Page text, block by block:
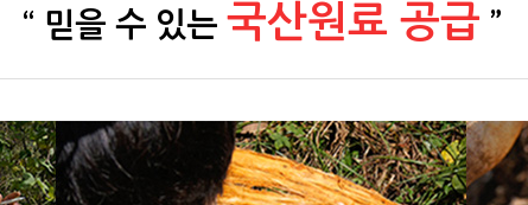
“ 믿을 수 있는 국산원료 공급 ”